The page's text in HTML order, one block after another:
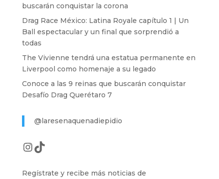
buscarán conquistar la corona
Drag Race México: Latina Royale capítulo 1 | Un
Ball espectacular y un final que sorprendió a
todas
The Vivienne tendrá una estatua permanente en
Liverpool como homenaje a su legado
Conoce a las 9 reinas que buscarán conquistar
Desafío Drag Querétaro 7
@laresenaquenadiepidio
Instagram
TikTok
Regístrate y recibe más noticias de